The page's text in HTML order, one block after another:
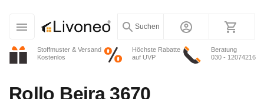
Stoffmuster & Versand
Kostenlos
Höchste Rabatte
auf UVP
Beratung
030 - 12074216
Suchen
Rollo Beira 3670